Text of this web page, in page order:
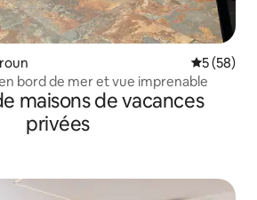
5 (58)
bord de mer et vue imprenable
maisons de vacances
privées